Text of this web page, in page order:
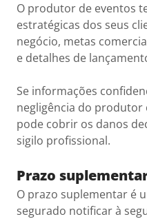
O produtor de eventos
estratégicas dos seus
negócio, metas
e detalhes de
Se informações
negligência do produtor
pode cobrir os danos
sigilo profissional.
Prazo
O prazo suplementar é
segurado notificar à